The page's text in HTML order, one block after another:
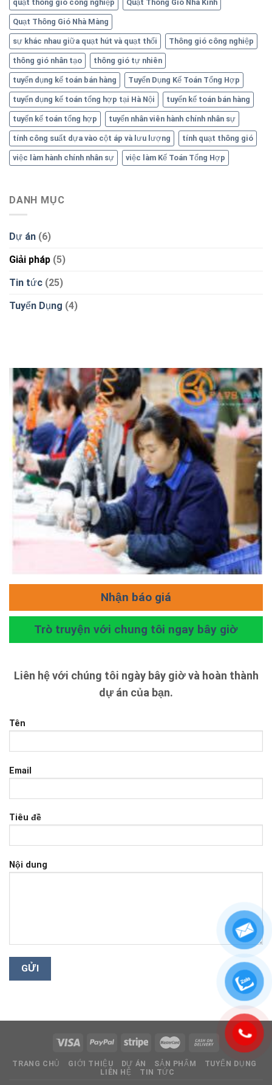
quạt thông gió công nghiệp Quạt Thông Gió Nhà Kính
Quạt Thông Gió Nhà Màng
sự khác nhau giữa quạt hút và quạt thổi Thông gió công nghiệp
thông gió nhân tạo thông gió tự nhiên
tuyển dụng kế toán bán hàng Tuyển Dụng Kế Toán Tổng Hợp
tuyển dụng kế toán tổng hợp tại Hà Nội tuyển kế toán bán hàng
tuyển kế toán tổng hợp tuyển nhân viên hành chính nhân sự
tính công suất dựa vào cột áp và lưu lượng tính quạt thông gió
việc làm hành chính nhân sự việc làm Kế Toán Tổng Hợp
DANH MỤC
Dự án (6)
Giải pháp (5)
Tin tức (25)
Tuyển Dụng (4)
Nhận báo giá
Trò truyện với chung tôi ngay bây giờ
Liên hệ với chúng tôi ngày bây giờ và hoàn thành
dự án của bạn.
Tên
Email
Tiêu đề
Nội dung
TRANG CHỦ GIỚI THIỆU DỰ ÁN SẢN PHẨM
TUYỂN DỤNG
LIÊN HỆ
TIN TỨC